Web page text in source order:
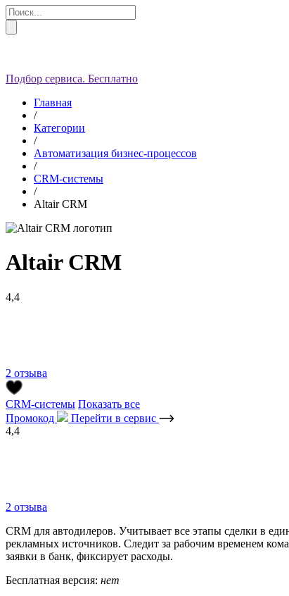
Подбор сервиса. Бесплатно
Главная
/
Категории
/
Автоматизация бизнес-процессов
/
CRM-системы
/
Altair CRM
Altair CRM
4,4
2 отзыва
CRM-системы Показать все
Промокод
Перейти в сервис
4,4
2 отзыва
CRM для автодилеров. Учитывает все этапы сделки в
рекламных источников. Следит за рабочим временем
заявки в банк, фиксирует расходы.
Бесплатная версия: нет